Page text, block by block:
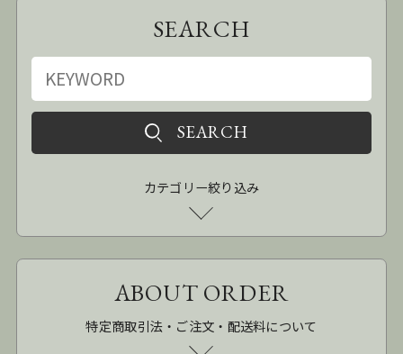
SEARCH
カテゴリー絞り込み
ABOUT ORDER
特定商取引法・ご注文・配送料について